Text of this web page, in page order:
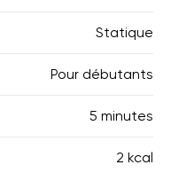
Statique
Pour débutants
5 minutes
2 kcal